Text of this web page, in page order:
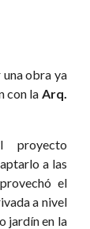
obra ya
con la Arq.
proyecto
a las
el
a nivel
jardín en la